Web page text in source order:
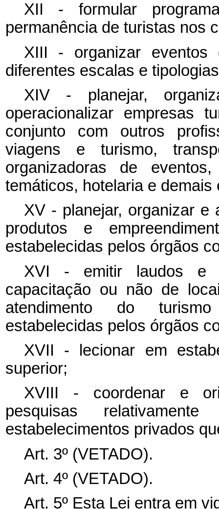
XII - formular
permanência de turistas nos
XIII - organizar
diferentes escalas e
XIV - planejar,
operacionalizar empresas
conjunto com outros
viagens e turismo,
organizadoras de
temáticos, hotelaria e
XV - planejar, organizar e
produtos e
estabelecidas pelos órgãos
XVI - emitir laudos e
capacitação ou não de
atendimento do
estabelecidas pelos órgãos
XVII - lecionar em
superior;
XVIII - coordenar e
pesquisas
estabelecimentos privados
Art. 3º (VETADO).
Art. 4º (VETADO).
Art. 5º Esta Lei entra em